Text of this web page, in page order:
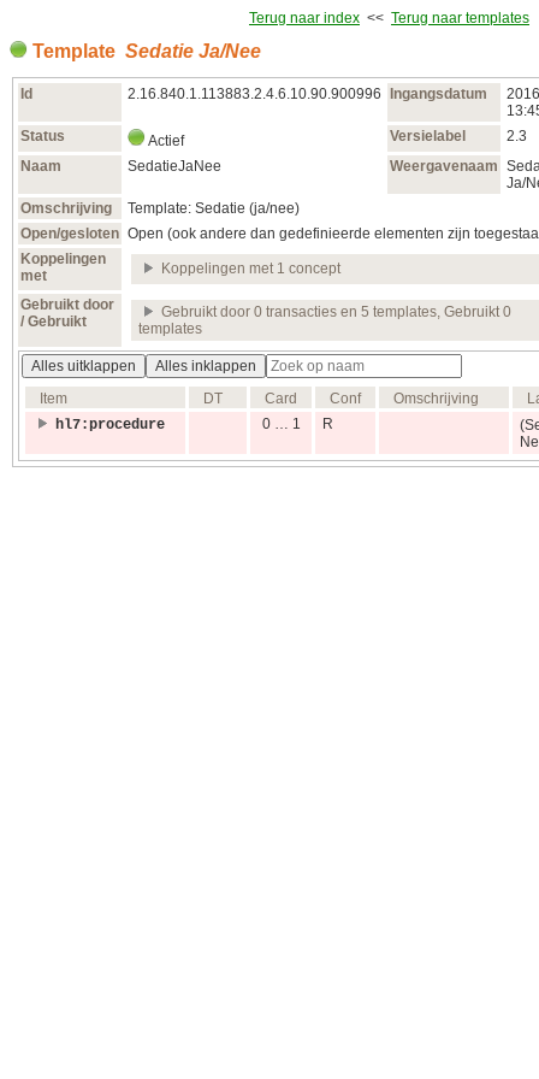
Terug naar index << Terug naar templates
Template Sedatie Ja/Nee
Id 2.16.840.1.113883.2.4.6.10.90.900996 Ingangsdatum
Status
Actief Versielabel
2.3
Naam
SedatieJaNee Weergavenaam
Ja/
Omschrijving
Template: Sedatie (ja/nee)
Open/gesloten Open (ook andere dan gedefinieerde elementen zijn
Koppelingen
met
Koppelingen met 1 concept
Gebruikt door
/ Gebruikt
Gebruikt door 0 transacties en 5 templates, Gebruikt 0
templates
Alles uitklappen
Alles inklappen
Item
DT Card Conf Omschrijving
hl7:procedure
0 … 1 R